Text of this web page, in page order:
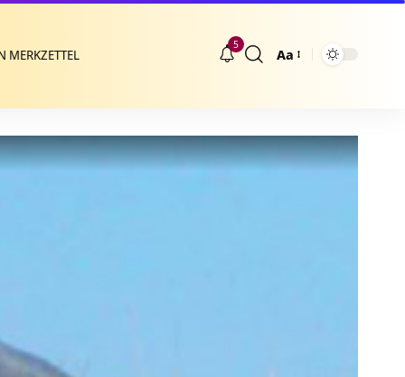
MERKZETTEL
5
Größenänderung
Aa